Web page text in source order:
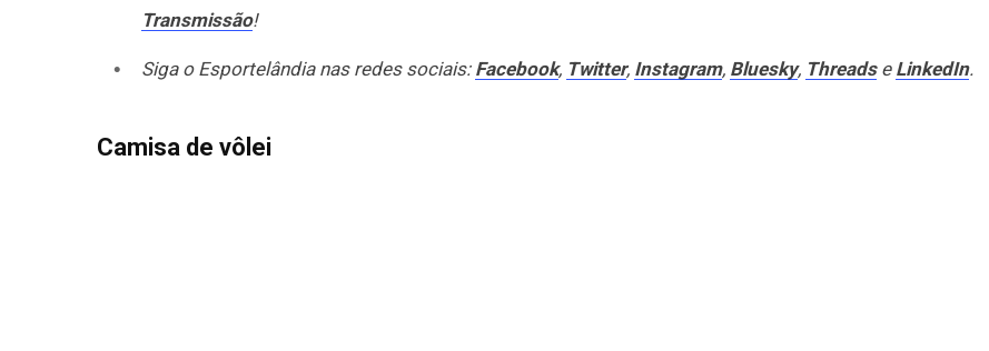
Transmissão!
Siga o Esportelândia nas redes sociais: Facebook, Twitter, Instagram, Bluesky, Threadse LinkedIn.
Camisa de vôlei